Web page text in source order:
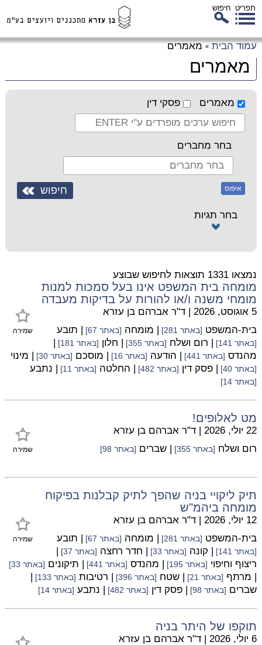
תפריט חיפוש
עמוד הבית » מאמרים
מאמרים
מאמרים פסקי דין
בחר מחברים
איפוס
בחר תגיות
נמצאו 1331 תוצאות לחיפוש שבוצע
מומחה בית המשפט אינו בעל סמכות למנות
מומחי משנה ו/או להורות על בדיקות מעבדה
שמירה
5 אוגוסט, 2026 | ד"ר אברהם בן עזרא
בית-המשפט [באתר 281] | מומחה [באתר 67] | תובע
[באתר 141] | רום ושלח [באתר 355] | חלון [באתר 181]
|
מהנדס [באתר 441] | הודעה [באתר 16] | מוסכם [באתר 30] | מינוי
[באתר 40] | פסק דין [באתר 482] | החלטה [באתר 11] | נתבע
[באתר 14]
מט לאלופים!
שמירה
22 יולי, 2026 | ד"ר אברהם בן עזרא
רום ושלח [באתר 355] | שברים [באתר 98]
תיק ליקויי בניה שהפך לתיק קבלנות בפיקוח
מומחה ביהמ"ש
שמירה
12 יולי, 2026 | ד"ר אברהם בן עזרא
בית-המשפט [באתר 281] | מומחה [באתר 67] | תובע
[באתר 141] | קונה [באתר 33] | חדר רחצה [באתר 37]
|
ריצוף וחיפוי [באתר 195] | מהנדס [באתר 441] | תיקונים [באתר 33]
| מרתף [באתר 21] | שטח [באתר 396] | רטיבות [באתר 133]
|
שברים [באתר 98] | פסק דין [באתר 482] | נתבע [באתר 14]
תוקפו של היתר בניה
6 יולי, 2026 | ד"ר אברהם בן עזרא